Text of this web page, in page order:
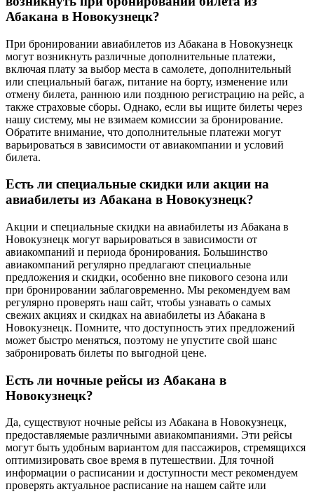
Абакана в Новокузнецк?
При бронировании авиабилетов из Абакана в Новокузнецк
могут возникнуть различные дополнительные платежи,
включая плату за выбор места в самолете, дополнительный
или специальный багаж, питание на борту, изменение или
отмену билета, раннюю или позднюю регистрацию на рейс, а
также страховые сборы. Однако, если вы ищите билеты через
нашу систему, мы не взимаем комиссии за бронирование.
Обратите внимание, что дополнительные платежи могут
варьироваться в зависимости от авиакомпании и условий
билета.
Есть ли специальные скидки или акции на
авиабилеты из Абакана в Новокузнецк?
Акции и специальные скидки на авиабилеты из Абакана в
Новокузнецк могут варьироваться в зависимости от
авиакомпаний и периода бронирования. Большинство
авиакомпаний регулярно предлагают специальные
предложения и скидки, особенно вне пикового сезона или
при бронировании заблаговременно. Мы рекомендуем вам
регулярно проверять наш сайт, чтобы узнавать о самых
свежих акциях и скидках на авиабилеты из Абакана в
Новокузнецк. Помните, что доступность этих предложений
может быстро меняться, поэтому не упустите свой шанс
забронировать билеты по выгодной цене.
Есть ли ночные рейсы из Абакана в
Новокузнецк?
Да, существуют ночные рейсы из Абакана в Новокузнецк,
предоставляемые различными авиакомпаниями. Эти рейсы
могут быть удобным вариантом для пассажиров, стремящихся
оптимизировать свое время в путешествии. Для точной
информации о расписании и доступности мест рекомендуем
проверять актуальное расписание на нашем сайте или